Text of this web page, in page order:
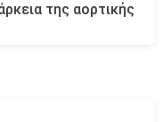
της αορτικής